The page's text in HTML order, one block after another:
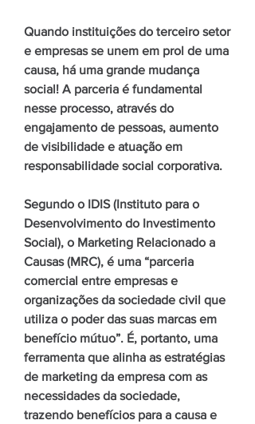
Quando instituições do terceiro setor
e empresas se unem em prol de uma
causa, há uma grande mudança
social! A parceria é fundamental
nesse processo, através do
engajamento de pessoas, aumento
de visibilidade e atuação em
responsabilidade social corporativa.
Segundo o IDIS (Instituto para o
Desenvolvimento do Investimento
Social), o Marketing Relacionado a
Causas (MRC), é uma “parceria
comercial entre empresas e
organizações da sociedade civil que
utiliza o poder das suas marcas em
benefício mútuo”. É, portanto, uma
ferramenta que alinha as estratégias
de marketing da empresa com as
necessidades da sociedade,
trazendo benefícios para a causa e